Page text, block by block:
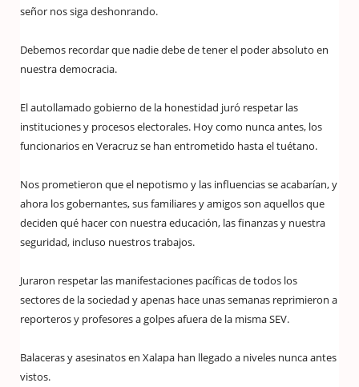
señor nos siga deshonrando.
Debemos recordar que nadie debe de tener el poder absoluto en
nuestra democracia.
El autollamado gobierno de la honestidad juró respetar las
instituciones y procesos electorales. Hoy como nunca antes, los
funcionarios en Veracruz se han entrometido hasta el tuétano.
Nos prometieron que el nepotismo y las influencias se acabarían, y
ahora los gobernantes, sus familiares y amigos son aquellos que
deciden qué hacer con nuestra educación, las finanzas y nuestra
seguridad, incluso nuestros trabajos.
Juraron respetar las manifestaciones pacíficas de todos los
sectores de la sociedad y apenas hace unas semanas reprimieron a
reporteros y profesores a golpes afuera de la misma SEV.
Balaceras y asesinatos en Xalapa han llegado a niveles nunca antes
vistos.